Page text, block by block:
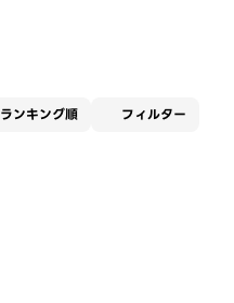
ランキング順 フィルター